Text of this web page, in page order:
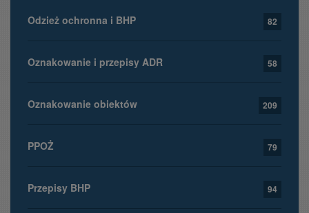
Odzież ochronna i BHP 82
Oznakowanie i przepisy ADR 58
Oznakowanie obiektów 209
PPOŻ 79
Przepisy BHP 94